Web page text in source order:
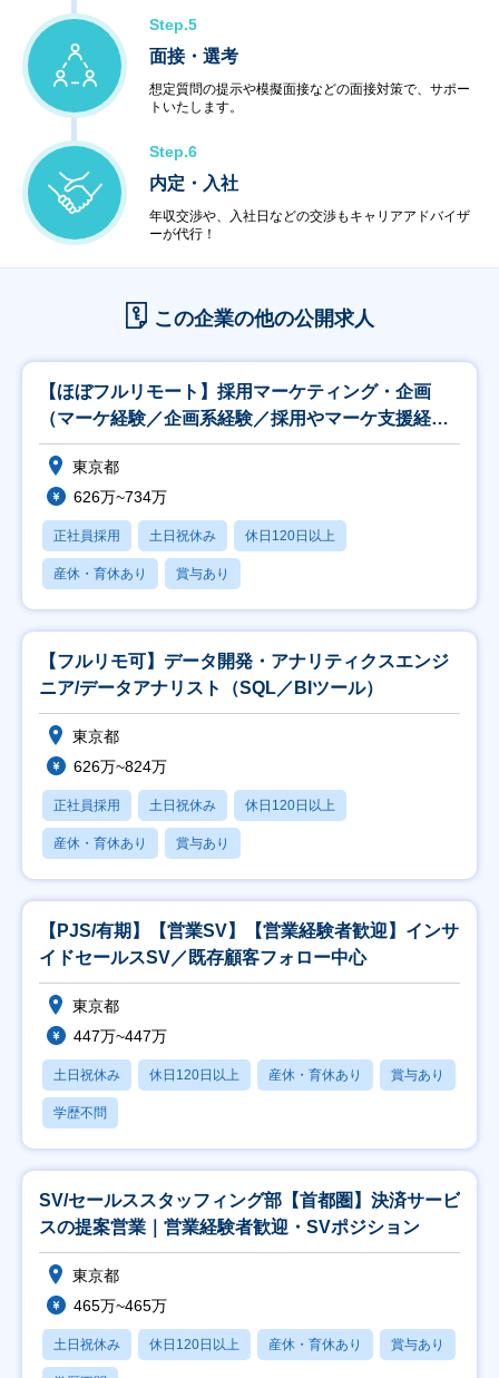
Step.5
面接・選考
想定質問の提示や模擬面接などの面接対策で、サポー
トいたします。
Step.6
内定・入社
年収交渉や、入社日などの交渉もキャリアアドバイザ
ーが代行！
この企業の他の公開求人
【ほぼフルリモート】採用マーケティング・企画
（マーケ経験／企画系経験／採用やマーケ支援経験
者歓迎）
東京都
626万~734万
正社員採用 土日祝休み 休日120日以上
産休・育休あり 賞与あり
【フルリモ可】データ開発・アナリティクスエンジ
ニア/データアナリスト（SQL／BIツール）
東京都
626万~824万
正社員採用 土日祝休み 休日120日以上
産休・育休あり 賞与あり
【PJS/有期】【営業SV】【営業経験者歓迎】インサ
イドセールスSV／既存顧客フォロー中心
東京都
447万~447万
土日祝休み 休日120日以上 産休・育休あり 賞与あり
学歴不問
SV/セールススタッフィング部【首都圏】決済サービ
スの提案営業｜営業経験者歓迎・SVポジション
東京都
465万~465万
土日祝休み 休日120日以上 産休・育休あり 賞与あり